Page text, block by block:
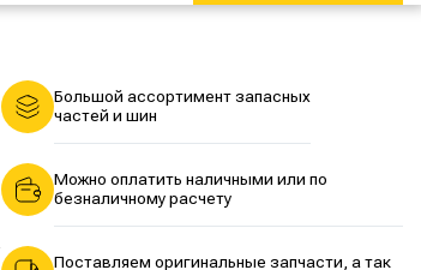
Большой ассортимент запасных
частей и шин
Можно оплатить наличными или по
безналичному расчету
Поставляем оригинальные запчасти, а так